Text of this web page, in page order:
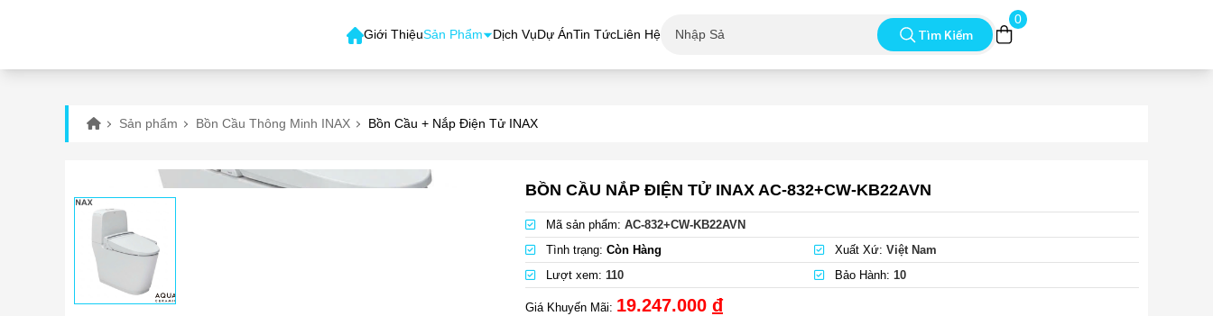
Giới ThiệuSản Phẩm Dịch VụDự ÁnTin TứcLiên Hệ Tìm Kiếm
0
Sản phẩm Bồn Cầu Thông Minh INAX Bồn Cầu + Nắp Điện Tử INAX
BỒN CẦU NẮP ĐIỆN TỬ INAX AC-832+CW-KB22AVN
Mã sản phẩm: AC-832+CW-KB22AVN
Tình trạng: Còn Hàng Xuất Xứ: Việt Nam
Lượt xem: 110 Bảo Hành: 10
Giá Khuyến Mãi: 19.247.000 đ